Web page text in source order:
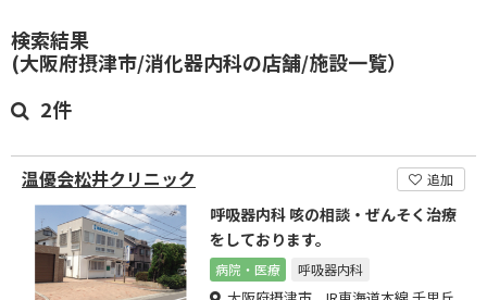
検索結果
(大阪府摂津市/消化器内科の店舗/施設一覧）
2件
温優会松井クリニック 追加
呼吸器内科 咳の相談・ぜんそく治療
をしております。
病院・医療 呼吸器内科